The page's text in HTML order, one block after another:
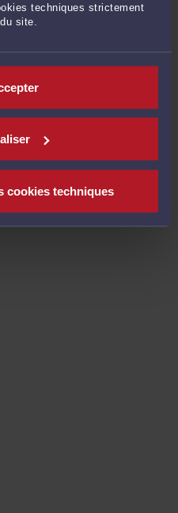
techniques strictement
site.
cookies techniques